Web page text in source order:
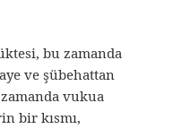
ve şübehattan
vukua
bir kısmı,